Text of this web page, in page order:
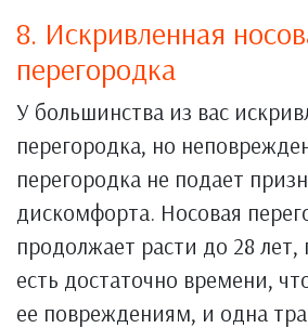
8. Искривленная
перегородка
У большинства из вас
перегородка, но
перегородка не подает
дискомфорта. Носовая
продолжает расти до 28 лет,
есть достаточно времени,
ее повреждениям, и одна